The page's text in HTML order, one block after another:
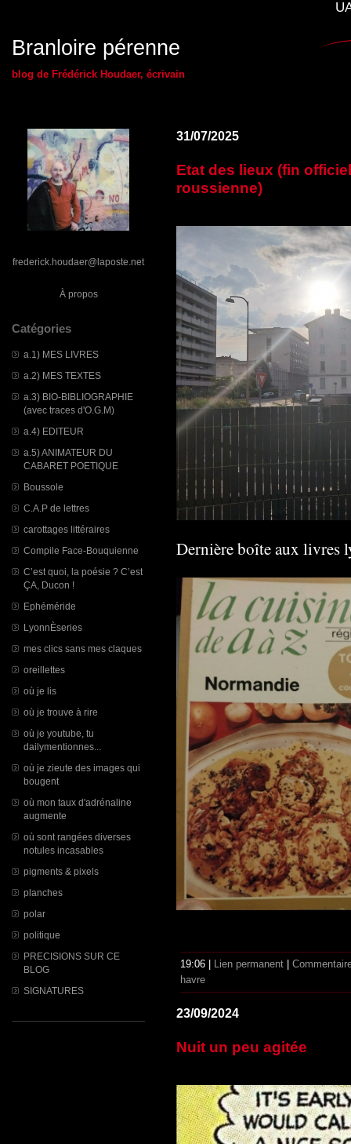
Branloire pérenne
blog de Frédérick Houdaer, écrivain
frederick.houdaer@laposte.net
À propos
Catégories
a.1) MES LIVRES
a.2) MES TEXTES
a.3) BIO-BIBLIOGRAPHIE
(avec traces d'O.G.M)
a.4) EDITEUR
a.5) ANIMATEUR DU
CABARET POETIQUE
Boussole
C.A.P de lettres
carottages littéraires
Compile Face-Bouquienne
C’est quoi, la poésie ? C’est
ÇA, Ducon !
Ephéméride
LyonnÈseries
mes clics sans mes claques
oreillettes
où je lis
où je trouve à rire
où je youtube, tu
dailymentionnes...
où je zieute des images qui
bougent
où mon taux d'adrénaline
augmente
où sont rangées diverses
notules incasables
pigments & pixels
planches
polar
politique
PRECISIONS SUR CE
BLOG
SIGNATURES
31/07/2025
Etat des lieux (fin
roussienne)
Dernière boîte aux livres
19:06 | Lien permanent
havre
23/09/2024
Nuit un peu agitée